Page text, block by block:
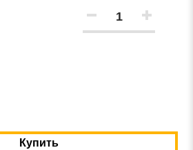
Купить
своих персональных данных в
9 Федерального закона от 27
e-mail или СМС